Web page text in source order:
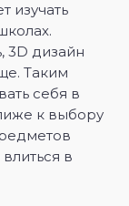
изучать
3D дизайн
Таким
себя в
к выбору
в